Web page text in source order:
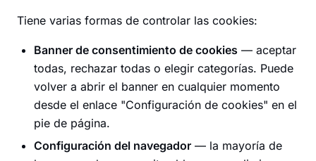
Tiene varias formas de controlar las cookies:
Banner de consentimiento de cookies — aceptar
todas, rechazar todas o elegir categorías. Puede
volver a abrir el banner en cualquier momento
desde el enlace "Configuración de cookies" en el
pie de página.
Configuración del navegador — la mayoría de